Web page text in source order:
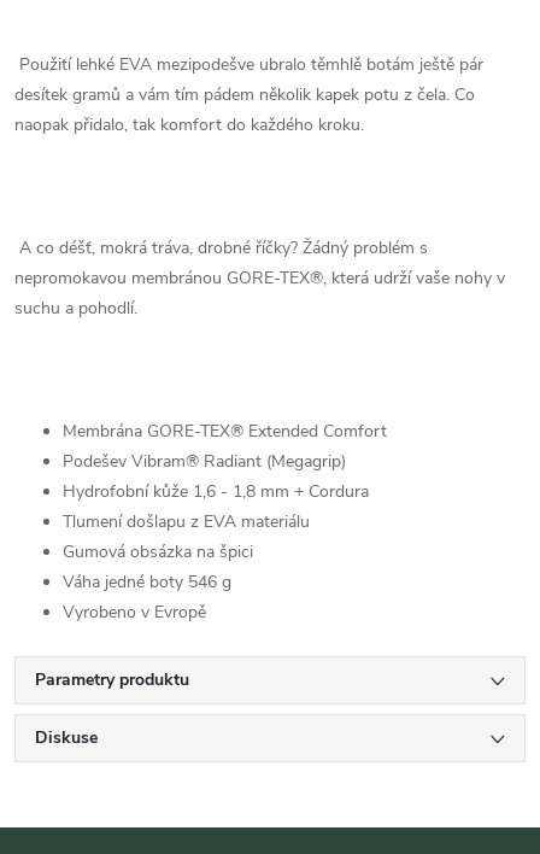
Použití lehké EVA mezipodešve ubralo těmhlě botám ještě pár
desítek gramů a vám tím pádem několik kapek potu z čela. Co
naopak přidalo, tak komfort do každého kroku.
A co déšť, mokrá tráva, drobné říčky? Žádný problém s
nepromokavou membránou GORE-TEX®, která udrží vaše nohy v
suchu a pohodlí.
Membrána GORE-TEX® Extended Comfort
Podešev Vibram® Radiant (Megagrip)
Hydrofobní kůže 1,6 - 1,8 mm + Cordura
Tlumení došlapu z EVA materiálu
Gumová obsázka na špici
Váha jedné boty 546 g
Vyrobeno v Evropě
Parametry produktu
Diskuse